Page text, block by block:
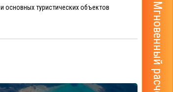
Мгновенный расчёт тура
основных туристических объектов